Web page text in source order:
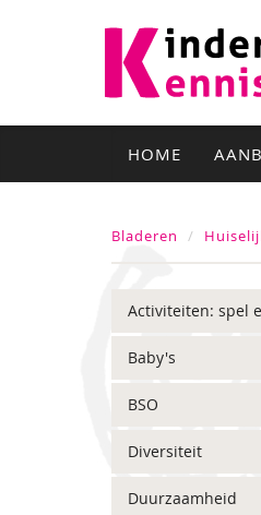
HOME
Bladeren
Activiteiten: spel
Baby's
BSO
Diversiteit
Duurzaamheid